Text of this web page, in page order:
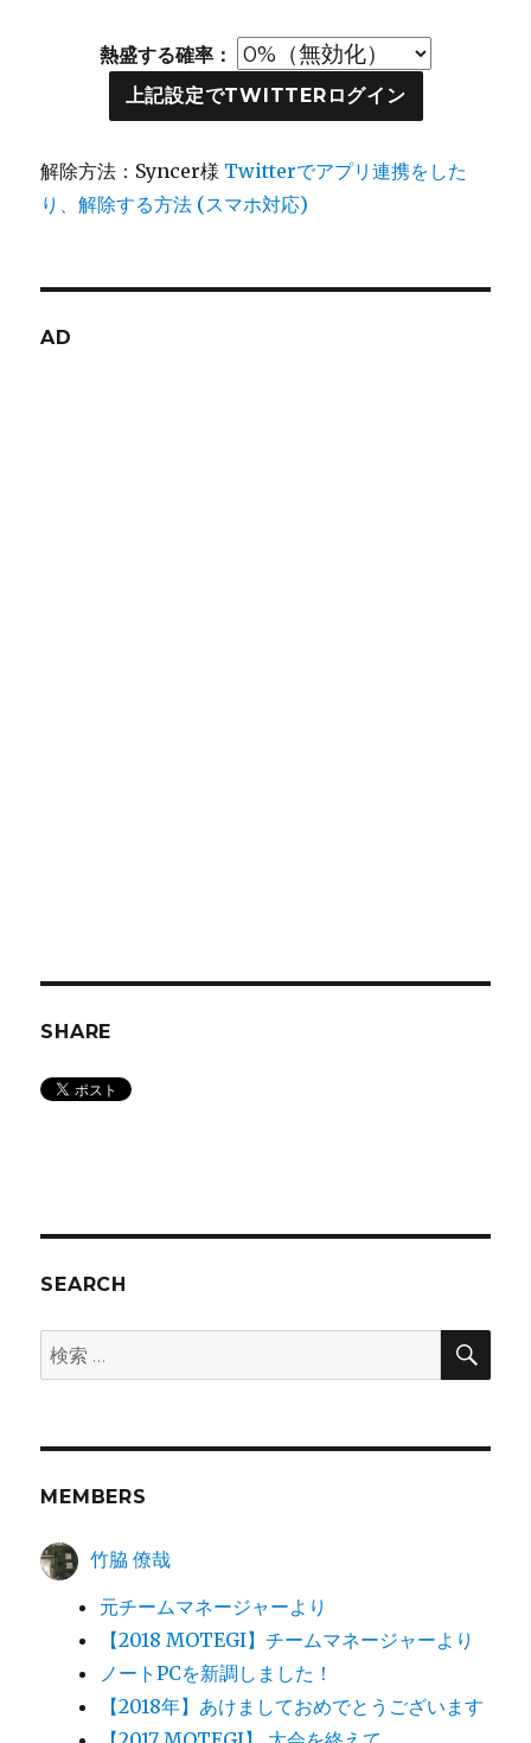
熱盛する確率：
上記設定でTWITTERログイン
解除方法：Syncer様 Twitterでアプリ連携をした
り、解除する方法 (スマホ対応)
AD
SHARE
SEARCH
検
索:
検
MEMBERS
竹脇 僚哉
元チームマネージャーより
【2018 MOTEGI】チームマネージャーより
ノートPCを新調しました！
【2018年】あけましておめでとうございます